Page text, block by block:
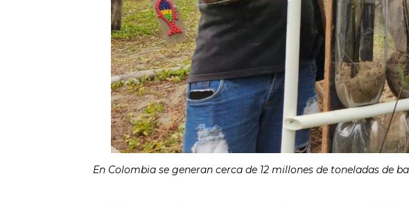
En Colombia se generan cerca de 12 millones de toneladas de